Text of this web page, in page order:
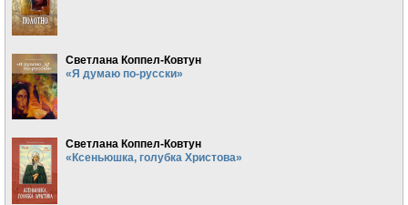
Светлана Коппел-Ковтун
«Я думаю по-русски»
Светлана Коппел-Ковтун
«Ксеньюшка, голубка Христова»